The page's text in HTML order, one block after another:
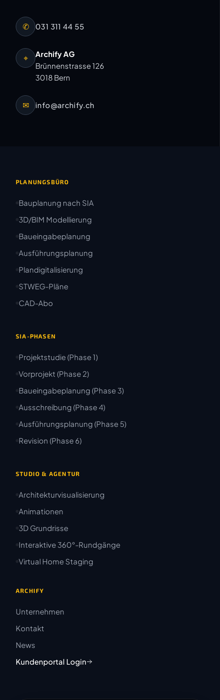
✆ 031 311 44 55
⌖
Archify AG
Brünnenstrasse 126
3018 Bern
✉ info@archify.ch
PLANUNGSBÜRO
Bauplanung nach SIA
3D/BIM Modellierung
Baueingabeplanung
Ausführungsplanung
Plandigitalisierung
STWEG-Pläne
CAD-Abo
SIA-PHASEN
Projektstudie (Phase 1)
Vorprojekt (Phase 2)
Baueingabeplanung (Phase 3)
Ausschreibung (Phase 4)
Ausführungsplanung (Phase 5)
Revision (Phase 6)
STUDIO & AGENTUR
Architekturvisualisierung
Animationen
3D Grundrisse
Interaktive 360°-Rundgänge
Virtual Home Staging
ARCHIFY
Unternehmen
Kontakt
News
Kundenportal Login